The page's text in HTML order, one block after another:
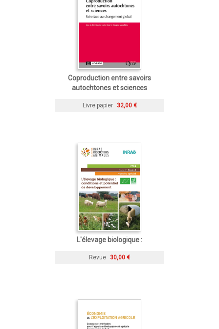
Coproduction entre savoirs
autochtones et sciences
Livre papier 32,00 €
L'élevage biologique :
Revue 30,00 €